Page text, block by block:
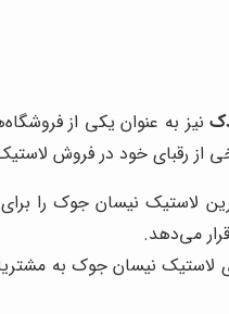
نیز به عنوان یکی از
از رقبای خود در فروش
لاستیک نیسان جوک را
می‌دهد.
نیسان جوک به